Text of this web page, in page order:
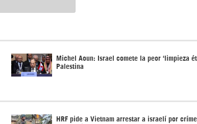
Michel Aoun: Israel comete la peor ‘limpieza
Palestina
HRF pide a Vietnam arrestar a israelí por